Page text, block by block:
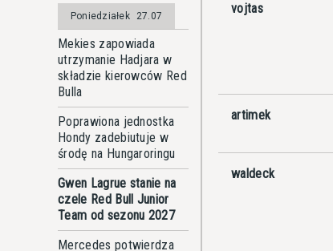
Poniedziałek 27.07
Mekies zapowiada
utrzymanie Hadjara w
składzie kierowców Red
Bulla
Poprawiona jednostka
Hondy zadebiutuje w
środę na Hungaroringu
Gwen Lagrue stanie na
czele Red Bull Junior
Team od sezonu 2027
Mercedes potwierdza
vojtas
artimek
waldeck